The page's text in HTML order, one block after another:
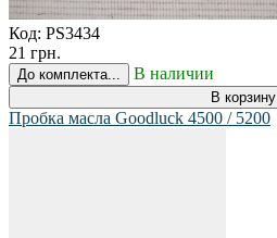
Код: PS3434
21 грн.
До комплекта... В наличии
В корзину
Пробка масла Goodluck 4500 / 5200